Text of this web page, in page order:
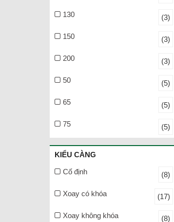
130 (3)
150 (3)
200 (3)
50 (5)
65 (5)
75 (5)
KIỂU CÀNG
Cố định (8)
Xoay có khóa (17)
Xoay không khóa (8)